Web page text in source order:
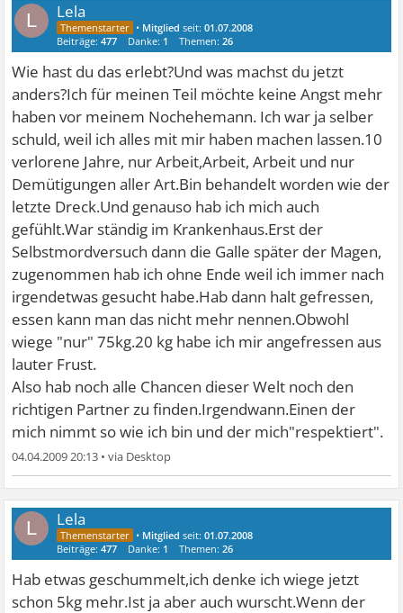
L Lela
• Mitglied seit:01.07.2008
Beiträge:477 Danke: 1 Themen:26
Wie hast du das erlebt?Und was machst du jetzt
anders?Ich für meinen Teil möchte keine Angst mehr
haben vor meinem Nochehemann. Ich war ja selber
schuld, weil ich alles mit mir haben machen lassen.10
verlorene Jahre, nur Arbeit,Arbeit, Arbeit und nur
Demütigungen aller Art.Bin behandelt worden wie der
letzte Dreck.Und genauso hab ich mich auch
gefühlt.War ständig im Krankenhaus.Erst der
Selbstmordversuch dann die Galle später der Magen,
zugenommen hab ich ohne Ende weil ich immer nach
irgendetwas gesucht habe.Hab dann halt gefressen,
essen kann man das nicht mehr nennen.Obwohl
wiege "nur" 75kg.20 kg habe ich mir angefressen aus
lauter Frust.
Also hab noch alle Chancen dieser Welt noch den
richtigen Partner zu finden.Irgendwann.Einen der
mich nimmt so wie ich bin und der mich"respektiert".
04.04.2009 20:13 •
L Lela
• Mitglied seit:01.07.2008
Beiträge:477 Danke: 1 Themen:26
Hab etwas geschummelt,ich denke ich wiege jetzt
schon 5kg mehr.Ist ja aber auch wurscht.Wenn der